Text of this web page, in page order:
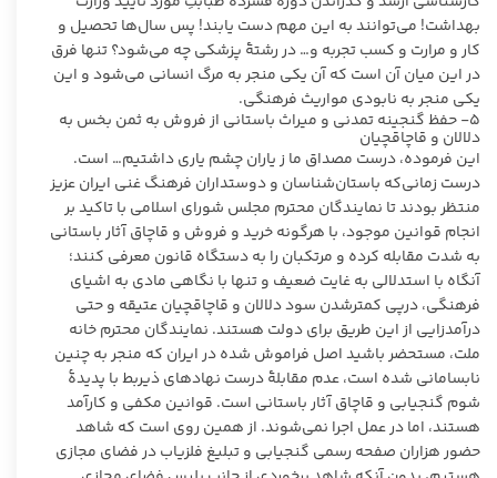
بهداشت! می‌توانند به این مهم دست یابند! پس سال‌ها تحصیل و
کار و مرارت و کسب تجربه و… در رشتۀ پزشکی چه می‌شود؟ تنها فرق
در این میان آن است که آن یکی منجر به مرگ انسانی می‌شود و این
یکی منجر به نابودی مواریث فرهنگی.
۵- حفظ گنجینه تمدنی و میراث باستانی از فروش به ثمن بخس به
دلالان و قاچاقچیان
این فرموده، درست مصداق ما ز یاران چشم یاری داشتیم… است.
درست زمانی‌که باستان‌شناسان و دوستداران فرهنگ غنی ایران عزیز
منتظر بودند تا نمایندگان محترم مجلس شورای اسلامی با تاکید بر
انجام قوانین موجود، با هرگونه خرید و فروش و قاچاق آثار باستانی
به شدت مقابله کرده و مرتکبان را به دستگاه قانون معرفی کنند؛
آنگاه با استدلالی به غایت ضعیف و تنها با نگاهی مادی به اشیای
فرهنگی، درپی کمترشدن سود دلالان و قاچاقچیان عتیقه و حتی
درآمدزایی از این طریق برای دولت هستند. نمایندگان محترم خانه
ملت، مستحضر باشید اصل فراموش شده در ایران که منجر به چنین
نابسامانی شده است، عدم مقابلۀ درست نهادهای ذیربط با پدیدۀ
شوم گنجیابی و قاچاق آثار باستانی است. قوانین مکفی و کارآمد
هستند، اما در عمل اجرا نمی‌شوند. از همین روی است که شاهد
حضور هزاران صفحه رسمی گنجیابی و تبلیغ فلزیاب در فضای مجازی